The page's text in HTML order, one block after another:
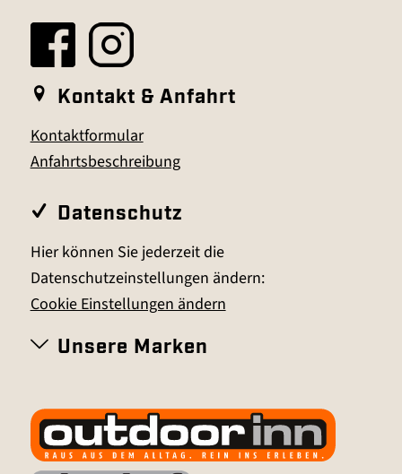
Kontakt & Anfahrt
Kontaktformular
Anfahrtsbeschreibung
Datenschutz
Hier können Sie jederzeit die
Datenschutzeinstellungen ändern:
Cookie Einstellungen ändern
Unsere Marken